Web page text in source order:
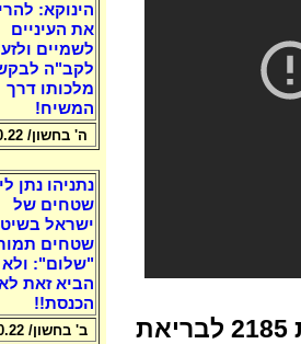
* יעקב הראה את הדרך הזו כאשר בשנת 2185 לבריאת
הינוקא:
את העיניים
לשמיים
לקב"ה
מלכותו דרך
המשיח!
ה' בחשון/ 30.10.22
נתניהו נתן
שטחים של
ישראל
שטחים
"שלום": ולא
הביא זאת
הכנסת!!
ב' בחשון/ 27.10.22